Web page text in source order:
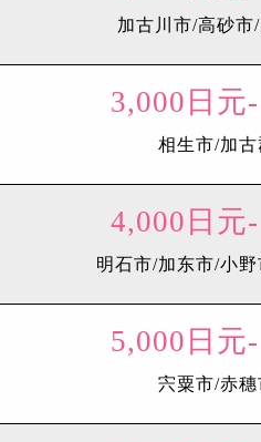
加古川市/高砂市
3,000日元-
相生市/加
4,000日元-
明石市/加东市/小
5,000日元-
宍粟市/赤